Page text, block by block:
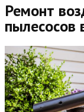
Ремонт
пылесосов